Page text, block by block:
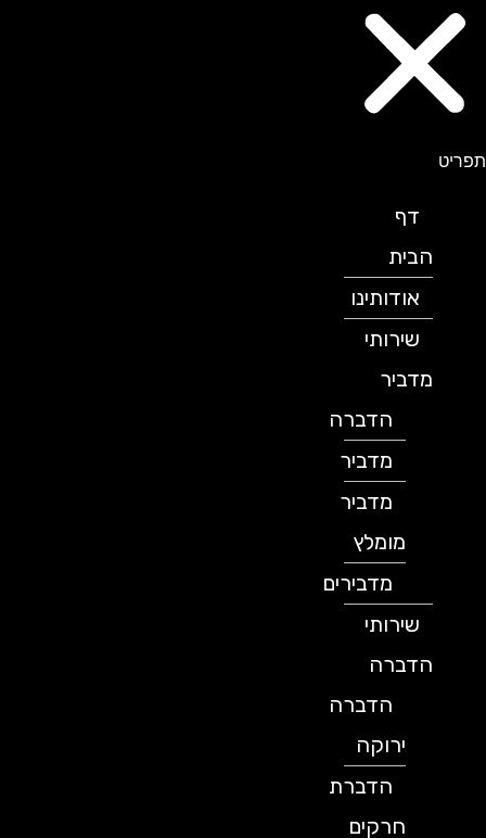
תפריט
דף
הבית
אודותינו
שירותי
מדביר
הדברה
מדביר
מדביר
מומלץ
מדבירים
שירותי
הדברה
הדברה
ירוקה
הדברת
חרקים